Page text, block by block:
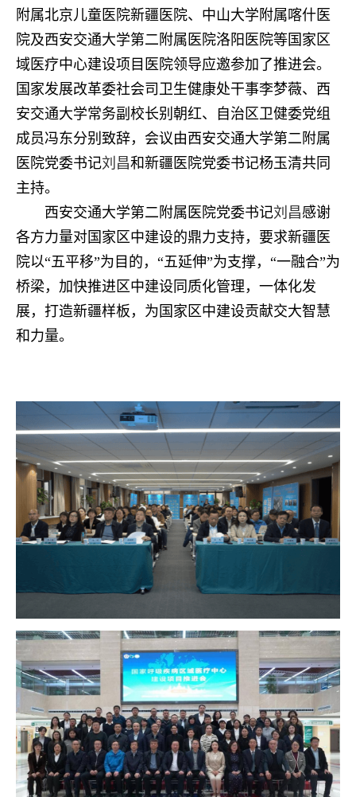
附属北京儿童医院新疆医院、中山大学附属喀什医
院及西安交通大学第二附属医院洛阳医院等国家区
域医疗中心建设项目医院领导应邀参加了推进会。
国家发展改革委社会司卫生健康处干事李梦薇、西
安交通大学常务副校长别朝红、自治区卫健委党组
成员冯东分别致辞，会议由西安交通大学第二附属
医院党委书记刘昌和新疆医院党委书记杨玉清共同
主持。
西安交通大学第二附属医院党委书记刘昌感谢
各方力量对国家区中建设的鼎力支持，要求新疆医
院以“五平移”为目的，“五延伸”为支撑，“一融合”为
桥梁，加快推进区中建设同质化管理，一体化发
展，打造新疆样板，为国家区中建设贡献交大智慧
和力量。